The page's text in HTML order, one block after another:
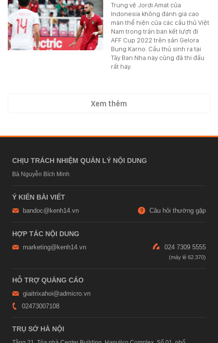
Trung vệ Jordi Amat của
Indonesia không đánh giá cao
màn thể hiện của các cầu thủ Việt
Nam trong trận bán kết lượt đi
AFF Cup 2022 trên sân Gelora
Bung Karno. Cầu thủ sinh ra tại
Tây Ban Nha này cũng đã thi đấu
rất hay.
Xem thêm
CHỊU TRÁCH NHIỆM QUẢN LÝ NỘI DUNG
Bà Nguyễn Bích Minh
Ý KIẾN BÀI VIẾT
bandoc@kenh14.vn Câu hỏi thường gặp
HỢP TÁC NỘI DUNG
marketing@kenh14.vn 024 7309 5555
HỖ TRỢ QUẢNG CÁO
giaitrixahoi@admicro.vn
02473007108
TRỤ SỞ HÀ NỘI